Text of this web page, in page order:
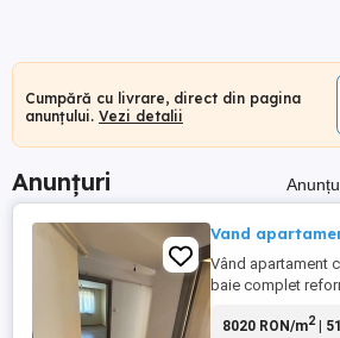
Cumpără cu livrare, direct din pagina
anunțului. Vezi detalii
Anunțuri
Vand
Vând apartament
baie complet
gaze naturale la
8020 RON/m2|